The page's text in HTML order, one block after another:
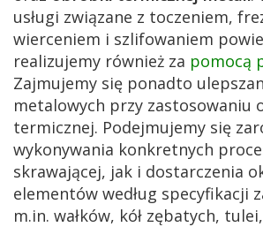
usługi związane z toczeniem,
wierceniem i szlifowaniem
realizujemy również za pomocą
Zajmujemy się ponadto
metalowych przy zastosowaniu
termicznej. Podejmujemy się
wykonywania konkretnych
skrawającej, jak i dostarczenia
elementów według specyfikacji
m.in. wałków, kół zębatych,